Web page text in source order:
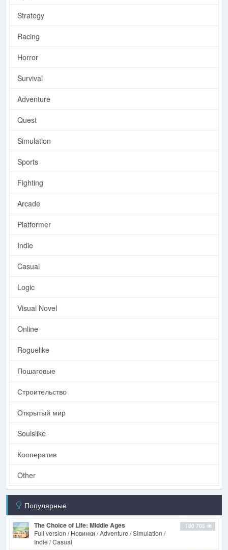
Strategy
Racing
Horror
Survival
Adventure
Quest
Simulation
Sports
Fighting
Arcade
Platformer
Indie
Casual
Logic
Visual Novel
Online
Roguelike
Пошаговые
Строительство
Открытый мир
Soulslike
Кооператив
Other
Популярные
180 705
The Choice of Life: Middle Ages
Full version / Новинки / Adventure / Simulation /
Indie / Casual